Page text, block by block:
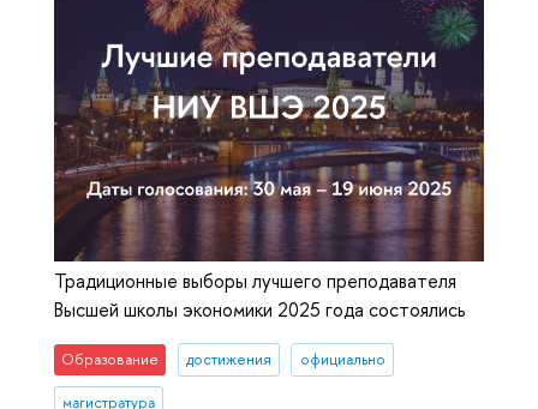
Традиционные выборы лучшего преподавателя
Высшей школы экономики 2025 года состоялись
Образование достижения официально
магистратура